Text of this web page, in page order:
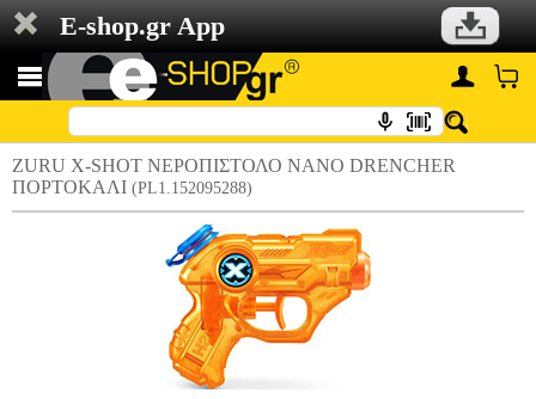
E-shop.gr App
ZURU X-SHOT ΝΕΡΟΠΙΣΤΟΛΟ NANO DRENCHER
ΠΟΡΤΟΚΑΛΙ (PL1.152095288)